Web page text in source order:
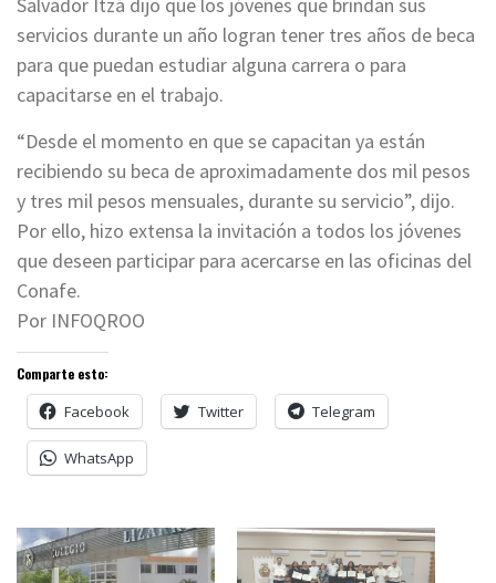
servicios durante un año logran tener tres años de beca
para que puedan estudiar alguna carrera o para
capacitarse en el trabajo.
“Desde el momento en que se capacitan ya están
recibiendo su beca de aproximadamente dos mil pesos
y tres mil pesos mensuales, durante su servicio”, dijo.
Por ello, hizo extensa la invitación a todos los jóvenes
que deseen participar para acercarse en las oficinas del
Conafe.
Por INFOQROO
Comparte esto:
Facebook Twitter Telegram
WhatsApp